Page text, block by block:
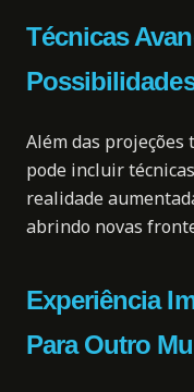
Técnicas
Além das
pode incluir
realidade
abrindo novas
Experiência
Para Outro